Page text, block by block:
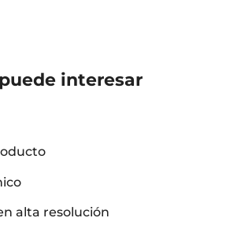
interesar
alta resolución